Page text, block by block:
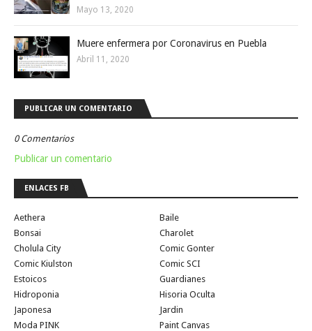
Mayo 13, 2020
Muere enfermera por Coronavirus en Puebla
Abril 11, 2020
PUBLICAR UN COMENTARIO
0 Comentarios
Publicar un comentario
ENLACES FB
Aethera
Baile
Bonsai
Charolet
Cholula City
Comic Gonter
Comic Kiulston
Comic SCI
Estoicos
Guardianes
Hidroponia
Hisoria Oculta
Japonesa
Jardin
Moda PINK
Paint Canvas